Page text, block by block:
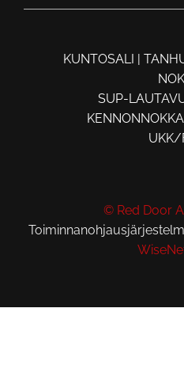
KUNTOSALI |
SUP-
UKK/
© Red Door